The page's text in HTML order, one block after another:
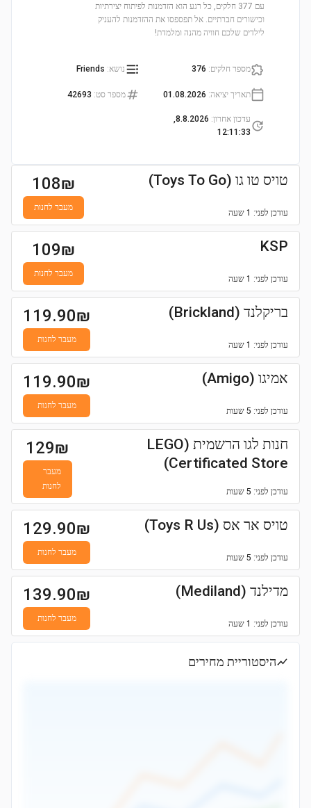
עם 377 חלקים, כל רגע הוא הזדמנות לפיתוח יצירתיות
וכישורים חברתיים. אל תפספסו את ההזדמנות להעניק
לילדים שלכם חוויה מהנה ומלמדת!
מספר חלקים:
376 נושא:
Friends
תאריך יציאה:
01.08.2026 מספר סט:
42693
עדכון אחרון:
8.8.2026,
12:11:33
טויס טו גו (Toys To Go)
עודכן לפני: 1 שעה
108₪
מעבר לחנות
KSP
עודכן לפני: 1 שעה
109₪
מעבר לחנות
בריקלנד (Brickland)
עודכן לפני: 1 שעה
119.90₪
מעבר לחנות
אמיגו (Amigo)
עודכן לפני: 5 שעות
119.90₪
מעבר לחנות
חנות לגו הרשמית (LEGO
Certificated Store)
עודכן לפני: 5 שעות
129₪
מעבר
לחנות
טויס אר אס (Toys R Us)
עודכן לפני: 5 שעות
129.90₪
מעבר לחנות
מדילנד (Mediland)
עודכן לפני: 1 שעה
139.90₪
מעבר לחנות
היסטוריית מחירים